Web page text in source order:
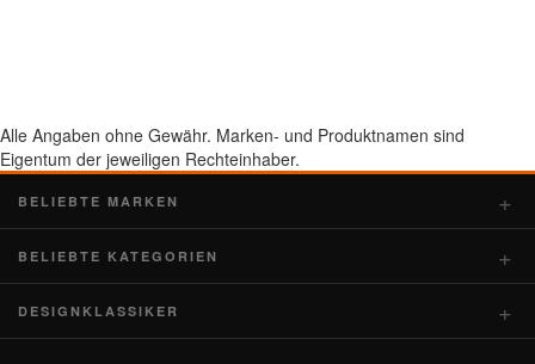
Alle Angaben ohne Gewähr. Marken- und Produktnamen sind
Eigentum der jeweiligen Rechteinhaber.
BELIEBTE MARKEN
BELIEBTE KATEGORIEN
DESIGNKLASSIKER